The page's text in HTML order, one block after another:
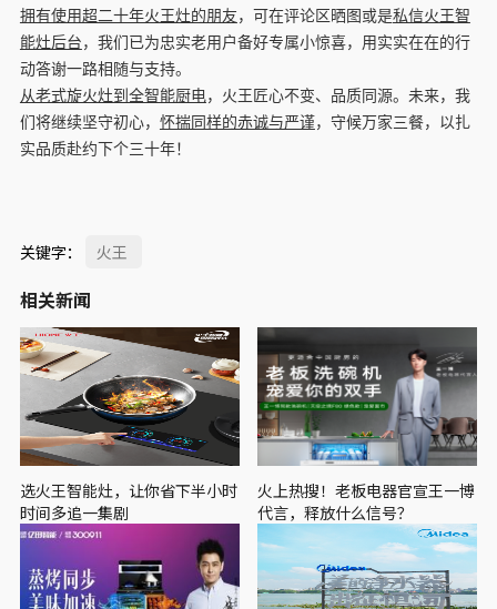
拥有使用超二十年火王灶的朋友，可在评论区晒图或是私信火王智
能灶后台，我们已为忠实老用户备好专属小惊喜，用实实在在的行
动答谢一路相随与支持。
从老式旋火灶到全智能厨电，火王匠心不变、品质同源。未来，我
们将继续坚守初心， 怀揣同样的赤诚与严谨，守候万家三餐，以扎
实品质赴约下个三十年！
关键字： 火王
相关新闻
选火王智能灶，让你省下半小时
时间多追一集剧
火上热搜！老板电器官宣王一博
代言，释放什么信号？